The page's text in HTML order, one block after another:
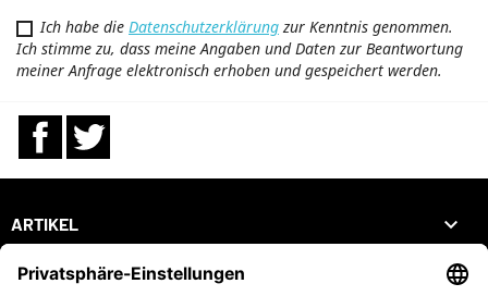
Ich habe die Datenschutzerklärung zur Kenntnis genommen.
Ich stimme zu, dass meine Angaben und Daten zur Beantwortung
meiner Anfrage elektronisch erhoben und gespeichert werden.
Facebook
ARTIKEL 
UNTERNEHMEN 